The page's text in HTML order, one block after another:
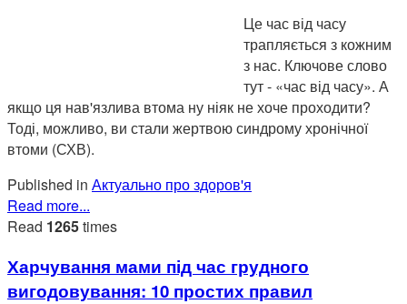
Це час від часу
трапляється з кожним
з нас. Ключове слово
тут - «час від часу». А
якщо ця нав'язлива втома ну ніяк не хоче проходити?
Тоді, можливо, ви стали жертвою синдрому хронічної
втоми (СХВ).
Published in Актуально про здоров'я
Read more...
Read 1265times
Харчування мами під час грудного
вигодовування: 10 простих правил